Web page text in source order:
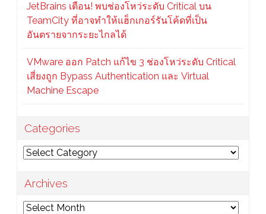
JetBrains เตือน! พบช่องโหว่ระดับ Critical บน
TeamCity ที่อาจทำให้แฮ็กเกอร์รันโค้ดที่เป็น
อันตรายจากระยะไกลได้
VMware ออก Patch แก้ไข 3 ช่องโหว่ระดับ Critical
เสี่ยงถูก Bypass Authentication และ Virtual
Machine Escape
Categories
Categories
Archives
Archives